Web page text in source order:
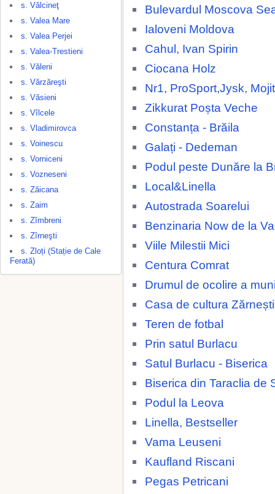
s. Vălcineţ
s. Valea Mare
s. Valea Perjei
s. Valea-Trestieni
s. Văleni
s. Vărzăreşti
s. Văsieni
s. Vîlcele
s. Vladimirovca
s. Voinescu
s. Vorniceni
s. Vozneseni
s. Zăicana
s. Zaim
s. Zîmbreni
s. Zîrneşti
s. Zloți (Stație de Cale
Ferată)
Bulevardul Moscova
Ialoveni Moldova
Cahul, Ivan Spirin
Ciocana Holz
Nr1, ProSport,Jysk,
Zikkurat Poșta Veche
Constanța - Brăila
Galați - Dedeman
Podul peste Dunăre la
Local&Linella
Autostrada Soarelui
Benzinaria Now de la
Viile Milestii Mici
Centura Comrat
Drumul de ocolire a
Casa de cultura Zărnești
Teren de fotbal
Prin satul Burlacu
Satul Burlacu - Biserica
Biserica din Taraclia de
Podul la Leova
Linella, Bestseller
Vama Leuseni
Kaufland Riscani
Pegas Petricani